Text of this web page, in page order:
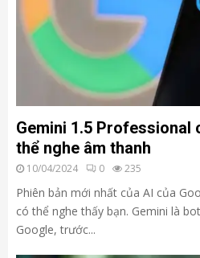
Gemini 1.5 Professional
thể nghe âm thanh
10/04/2024 0 235
Phiên bản mới nhất của AI của
có thể nghe thấy bạn. Gemini là
Google, trước...